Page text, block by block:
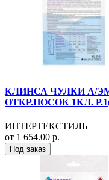
КЛИНСА ЧУЛКИ А/
ОТКР.НОСОК 1КЛ.
ИНТЕРТЕКСТИЛЬ
от 1 654.00 р.
Под заказ